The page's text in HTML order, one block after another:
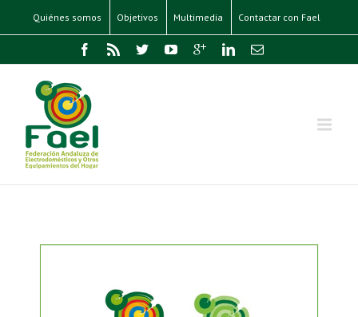
Quiénes somos Objetivos Multimedia Contactar con Fael